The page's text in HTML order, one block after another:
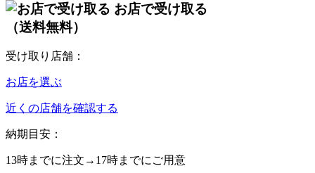
お店で受け取る
（送料無料）
受け取り店舗：
お店を選ぶ
近くの店舗を確認する
納期目安：
13時までに注文→ 17時までにご用意